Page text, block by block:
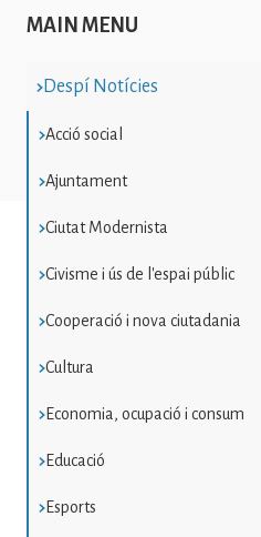
MAIN MENU
Despí Notícies
Acció social
Ajuntament
Ciutat Modernista
Civisme i ús de l'espai públic
Cooperació i nova ciutadania
Cultura
Economia, ocupació i consum
Educació
Esports
News - Mobility
News - Mobility